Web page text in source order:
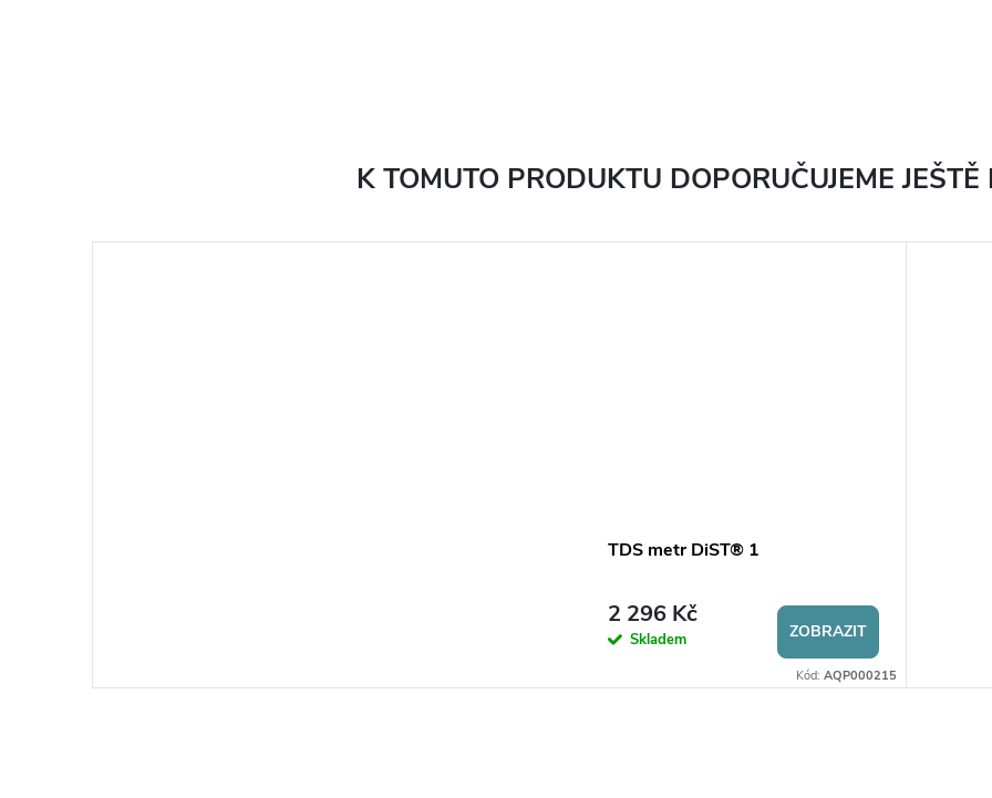
K TOMUTO PRODUKTU DOPORUČUJEME
TDS metr DiST® 1
2 296 Kč
Skladem ZOBRAZIT
Kód: AQP000215